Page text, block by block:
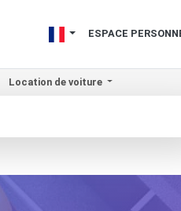
ESPACE
Location de voiture